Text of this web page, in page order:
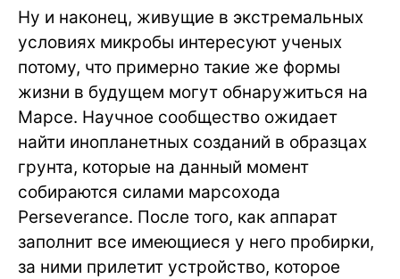
Ну и наконец, живущие в экстремальных
условиях микробы интересуют ученых
потому, что примерно такие же формы
жизни в будущем могут обнаружиться на
Марсе. Научное сообщество ожидает
найти инопланетных созданий в образцах
грунта, которые на данный момент
собираются силами марсохода
Perseverance. После того, как аппарат
заполнит все имеющиеся у него пробирки,
за ними прилетит устройство, которое